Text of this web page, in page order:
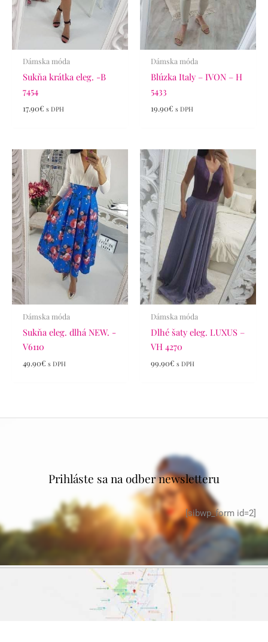
Dámska móda
Sukňa krátka eleg. -B
7454
17.90€ s DPH
Dámska móda
Blúzka Italy – IVON – H
5433
19.90€ s DPH
Dámska móda
Sukňa eleg. dlhá NEW. -
V6110
49.90€ s DPH
Dámska móda
Dlhé šaty eleg. LUXUS –
VH 4270
99.90€ s DPH
Prihláste sa na odber newsletteru
[sibwp_form id=2]